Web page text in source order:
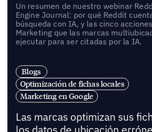
Un resumen de nuestro webinar
Engine Journal: por qué Reddit
búsqueda con IA, y las cinco
Marketing que las marcas
ejecutar para ser citadas por la IA.
Blogs
Optimización de fichas locales
Marketing en Google
Las marcas optimizan sus